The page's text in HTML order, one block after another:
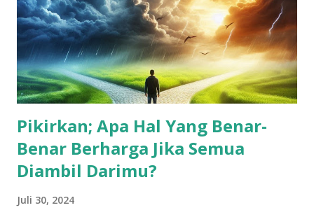
Pikirkan; Apa Hal Yang Benar-
Benar Berharga Jika Semua
Diambil Darimu?
Juli 30, 2024